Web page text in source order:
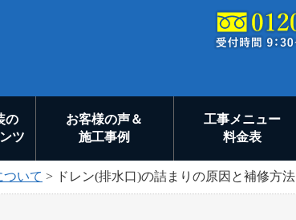
の
ツ
お客様の声＆
施工事例
工事メニュー
料金表
ついて > ドレン(排水口)の詰まりの原因と補修方法